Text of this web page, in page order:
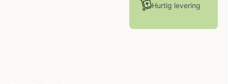
Hurtig levering